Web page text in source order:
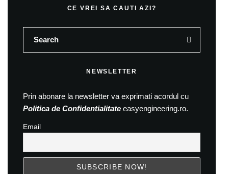
CE VREI SA CAUTI AZI?
NEWSLETTER
Prin abonare la newsletter va exprimati acordul cu
Politica de Confidentialitate easyengineering.ro.
Email